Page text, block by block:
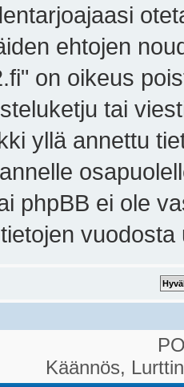
ehtojen
on oikeus
tai
yllä annettu
phpBB ei ole
Käännös,